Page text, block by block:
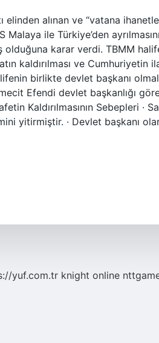
alınan ve “vatana
Malaya ile Türkiye’den
karar verdi. TBMM
kaldırılması ve Cumhuriyetin
birlikte devlet başkanı
Efendi devlet başkanlığı
Kaldırılmasının Sebepleri ·
yitirmiştir. · Devlet başkanı
yuf.com.tr knight online